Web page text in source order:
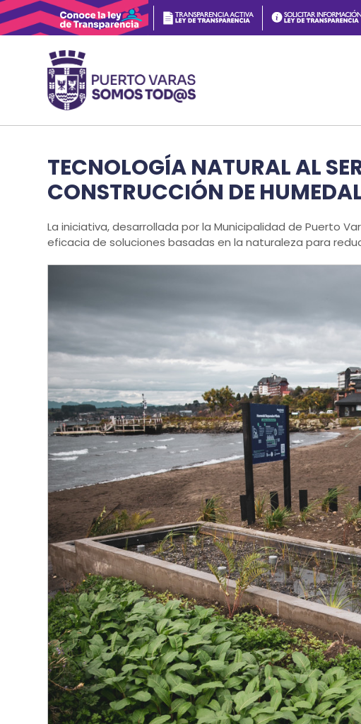
TECNOLOGÍA NATURAL AL
CONSTRUCCIÓN DE
La iniciativa, desarrollada por la Municipalidad de Puerto
eficacia de soluciones basadas en la naturaleza para